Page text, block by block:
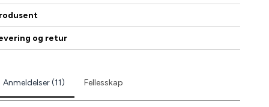
og retur
Anmeldelser (11) Fellesskap